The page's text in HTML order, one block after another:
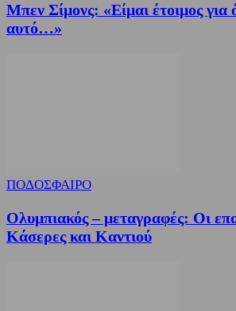
Μπεν Σίμονς: «Είμαι έτοιμος για
αυτό…»
ΠΟΔΟΣΦΑΙΡΟ
Ολυμπιακός – μεταγραφές: Οι
Κάσερες και Καντιού